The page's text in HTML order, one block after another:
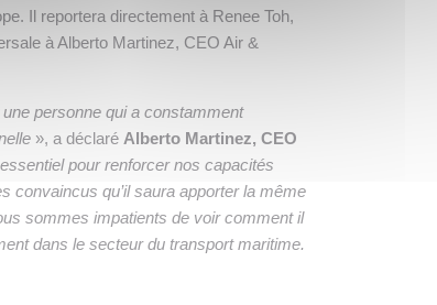
Il reportera directement à Renee Toh,
à Alberto Martinez, CEO Air &
personne qui a constamment
», a déclaré Alberto Martinez, CEO
pour renforcer nos capacités
convaincus qu’il saura apporter la même
sommes impatients de voir comment il
dans le secteur du transport maritime.